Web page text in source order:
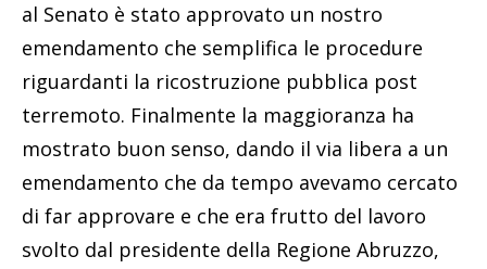
al Senato è stato approvato un nostro
emendamento che semplifica le procedure
riguardanti la ricostruzione pubblica post
terremoto. Finalmente la maggioranza ha
mostrato buon senso, dando il via libera a un
emendamento che da tempo avevamo cercato
di far approvare e che era frutto del lavoro
svolto dal presidente della Regione Abruzzo,